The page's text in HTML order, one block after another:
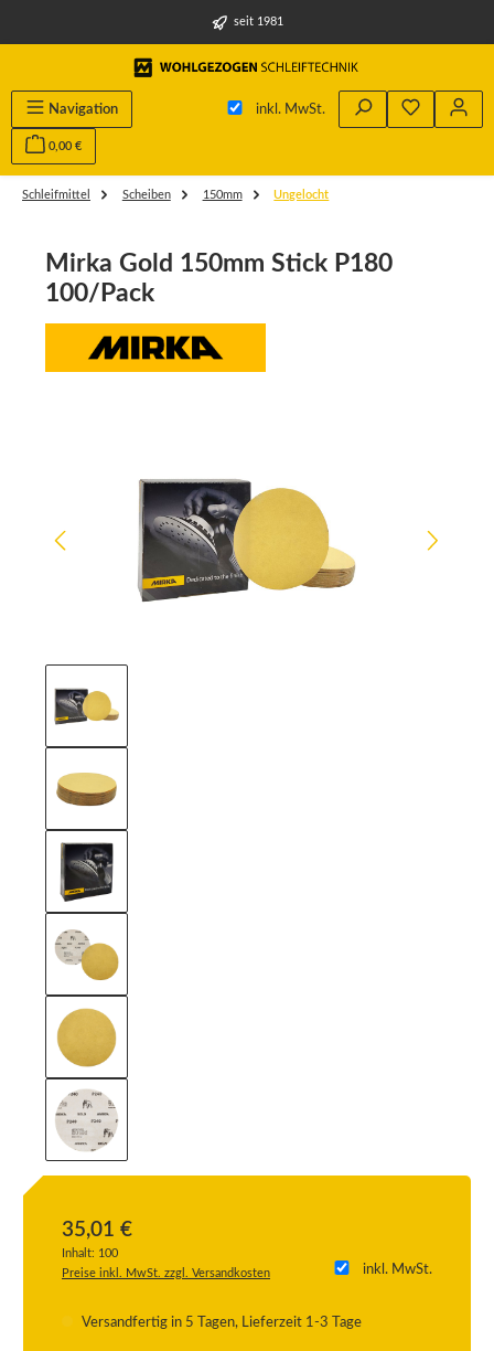
seit 1981
Navigation inkl. MwSt.
0,00 €
Schleifmittel Scheiben 150mm Ungelocht
Mirka Gold 150mm Stick P180
100/Pack
35,01 €
Inhalt: 100
inkl. MwSt.
Preise inkl. MwSt. zzgl. Versandkosten
Versandfertig in 5 Tagen, Lieferzeit 1-3 Tage